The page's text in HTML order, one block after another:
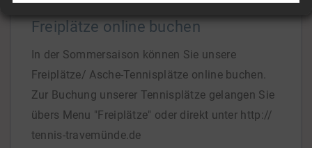
Freiplätze online buchen
In der Sommersaison können Sie unsere
Freiplätze/ Asche-Tennisplätze online buchen.
Zur Buchung unserer Tennisplätze gelangen Sie
übers Menu "Freiplätze" oder direkt unter http://
tennis-travemünde.de